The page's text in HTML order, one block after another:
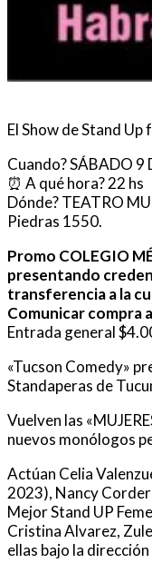
El Show de Stand
Cuando? SÁBADO 9
⏰ A qué hora? 22 hs
Dónde? TEATRO
Piedras 1550.
Promo COLEGIO
presentando
transferencia a la
Comunicar compra
Entrada general
«Tucson Comedy»
Standaperas de
Vuelven las
nuevos monólogos
Actúan Celia
2023), Nancy
Mejor Stand UP
Cristina Alvarez,
ellas bajo la